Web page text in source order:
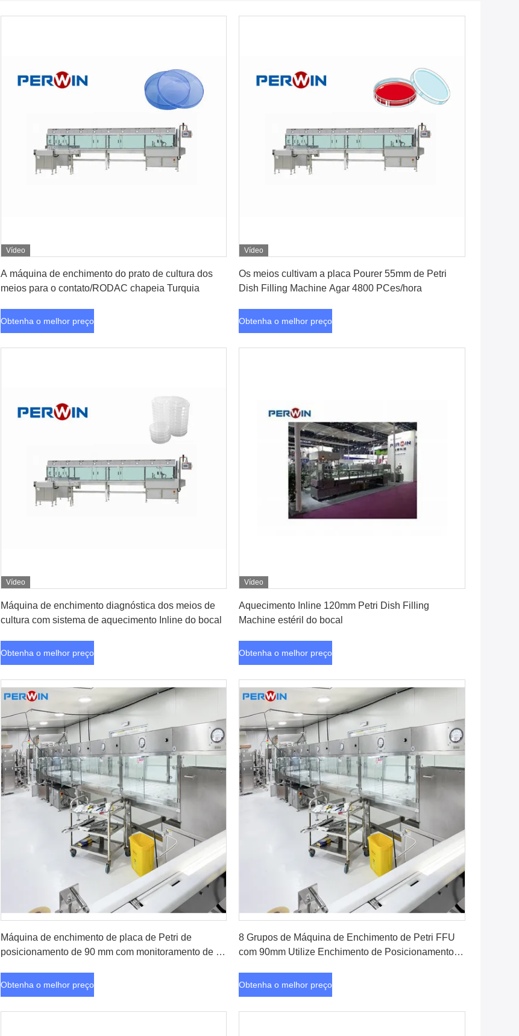
Vídeo
A máquina de enchimento do prato de cultura dos
meios para o contato/RODAC chapeia Turquia
Obtenha o melhor preço
Vídeo
Os meios cultivam a placa Pourer 55mm de Petri
Dish Filling Machine Agar 4800 PCes/hora
Obtenha o melhor preço
Vídeo
Máquina de enchimento diagnóstica dos meios de
cultura com sistema de aquecimento Inline do bocal
Obtenha o melhor preço
Vídeo
Aquecimento Inline 120mm Petri Dish Filling
Machine estéril do bocal
Obtenha o melhor preço
Máquina de enchimento de placa de Petri de
posicionamento de 90 mm com monitoramento de 6
Obtenha o melhor preço
8 Grupos de Máquina de Enchimento de Petri FFU
com 90mm Utilize Enchimento de Posicionamento e
Obtenha o melhor preço